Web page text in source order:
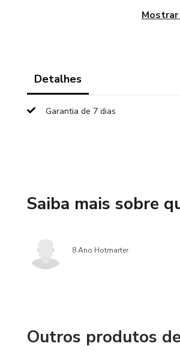
Mostrar
Detalhes
Garantia de 7 dias
Saiba mais sobre
8 Ano Hotmarter
Outros produtos